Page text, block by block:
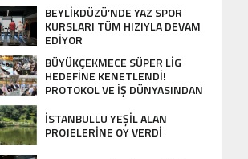
BEYLİKDÜZÜ’NDE YAZ SPOR
KURSLARI TÜM HIZIYLA DEVAM
EDİYOR
BÜYÜKÇEKMECE SÜPER LİG
HEDEFİNE KENETLENDİ!
PROTOKOL VE İŞ DÜNYASINDAN
DESTEK…
İSTANBULLU YEŞİL ALAN
PROJELERİNE OY VERDİ